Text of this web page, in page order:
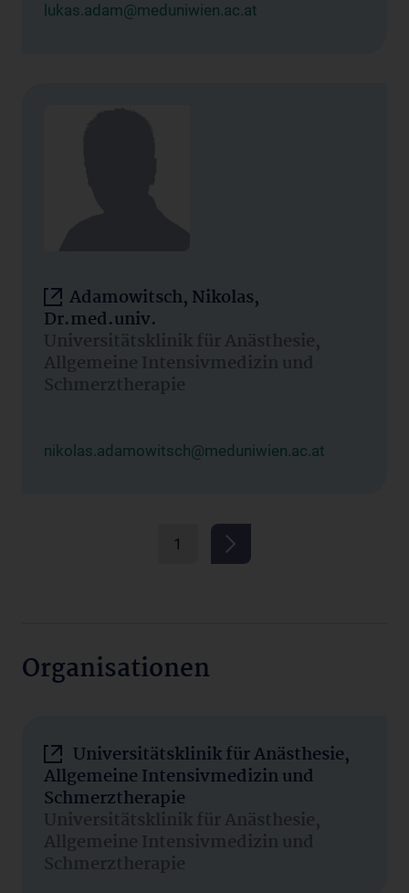
lukas.adam@meduniwien.ac.at
Adamowitsch, Nikolas,
Dr.med.univ.
Universitätsklinik für Anästhesie,
Allgemeine Intensivmedizin und
Schmerztherapie
nikolas.adamowitsch@meduniwien.ac.at
1
Organisationen
Universitätsklinik für Anästhesie,
Allgemeine Intensivmedizin und
Schmerztherapie
Universitätsklinik für Anästhesie,
Allgemeine Intensivmedizin und
Schmerztherapie